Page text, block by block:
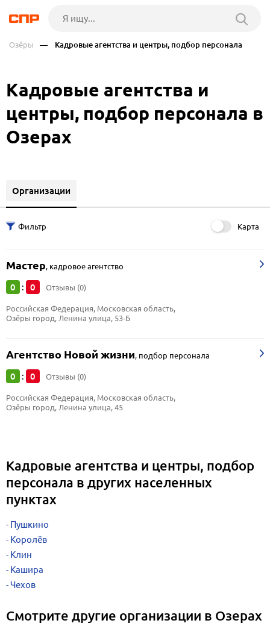
Озёры — Кадровые агентства и центры, подбор персонала
Кадровые агентства и
центры, подбор персонала в
Озерах
Организации
Карта
Мастер, кадровое агентство
0 : 0 Отзывы (0)
Российская Федерация, Московская область,
Озёры город, Ленина улица, 53-Б
Агентство Новой жизни, подбор персонала
0 : 0 Отзывы (0)
Российская Федерация, Московская область,
Озёры город, Ленина улица, 45
Кадровые агентства и центры, подбор
персонала в других населенных
пунктах
Пушкино
Королёв
Клин
Кашира
Чехов
Смотрите другие организации в Озерах